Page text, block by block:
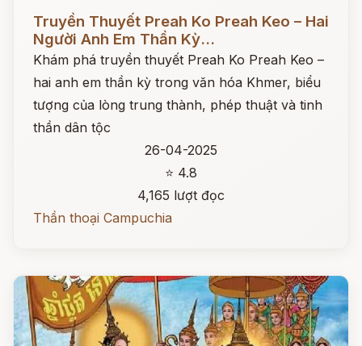
Đọc ngay
Truyền Thuyết Preah Ko Preah Keo – Hai
Người Anh Em Thần Kỳ...
Khám phá truyền thuyết Preah Ko Preah Keo –
hai anh em thần kỳ trong văn hóa Khmer, biểu
tượng của lòng trung thành, phép thuật và tinh
thần dân tộc
26-04-2025
⭐ 4.8
4,165 lượt đọc
Thần thoại Campuchia